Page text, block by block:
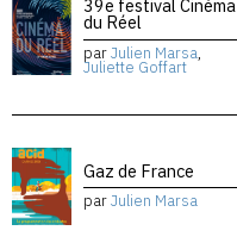
39e festival Cinéma
du Réel
parJulien Marsa,
Juliette Goffart
Gaz de France
parJulien Marsa